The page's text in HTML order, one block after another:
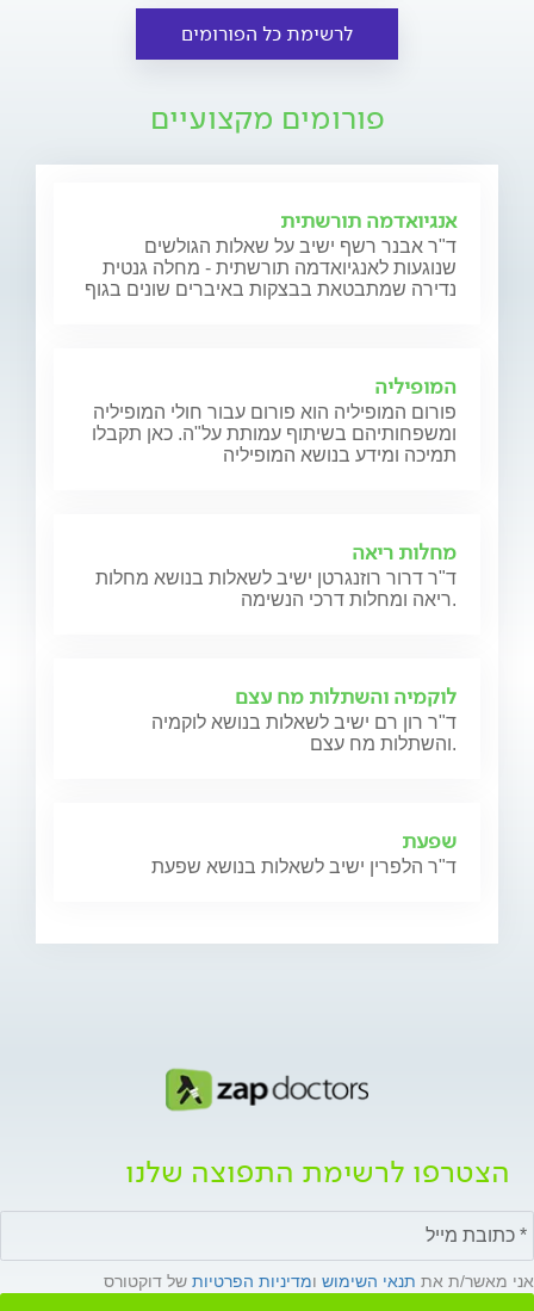
לרשימת כל הפורומים
פורומים מקצועיים
אנגיואדמה תורשתית
ד"ר אבנר רשף ישיב על שאלות הגולשים
שנוגעות לאנגיואדמה תורשתית - מחלה גנטית
נדירה שמתבטאת בבצקות באיברים שונים בגוף
המופיליה
פורום המופיליה הוא פורום עבור חולי המופיליה
ומשפחותיהם בשיתוף עמותת על"ה. כאן תקבלו
תמיכה ומידע בנושא המופיליה
מחלות ריאה
ד"ר דרור רוזנגרטן ישיב לשאלות בנושא מחלות
ריאה ומחלות דרכי הנשימה.
לוקמיה והשתלות מח עצם
ד"ר רון רם ישיב לשאלות בנושא לוקמיה
והשתלות מח עצם.
שפעת
ד"ר הלפרין ישיב לשאלות בנושא שפעת
הצטרפו לרשימת התפוצה שלנו
אני מאשר/ת את תנאי השימוש ומדיניות הפרטיות של דוקטורס